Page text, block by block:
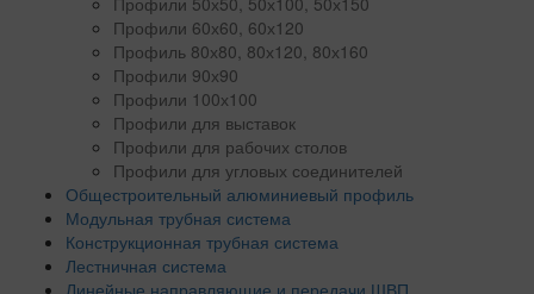
Профили 60х60, 60х120
Профиль 80х80, 80х120, 80х160
Профили 90х90
Профили 100х100
Профили для выставок
Профили для рабочих столов
Профили для угловых соединителей
Общестроительный алюминиевый профиль
Модульная трубная система
Конструкционная трубная система
Лестничная система
Линейные направляющие и передачи ШВП